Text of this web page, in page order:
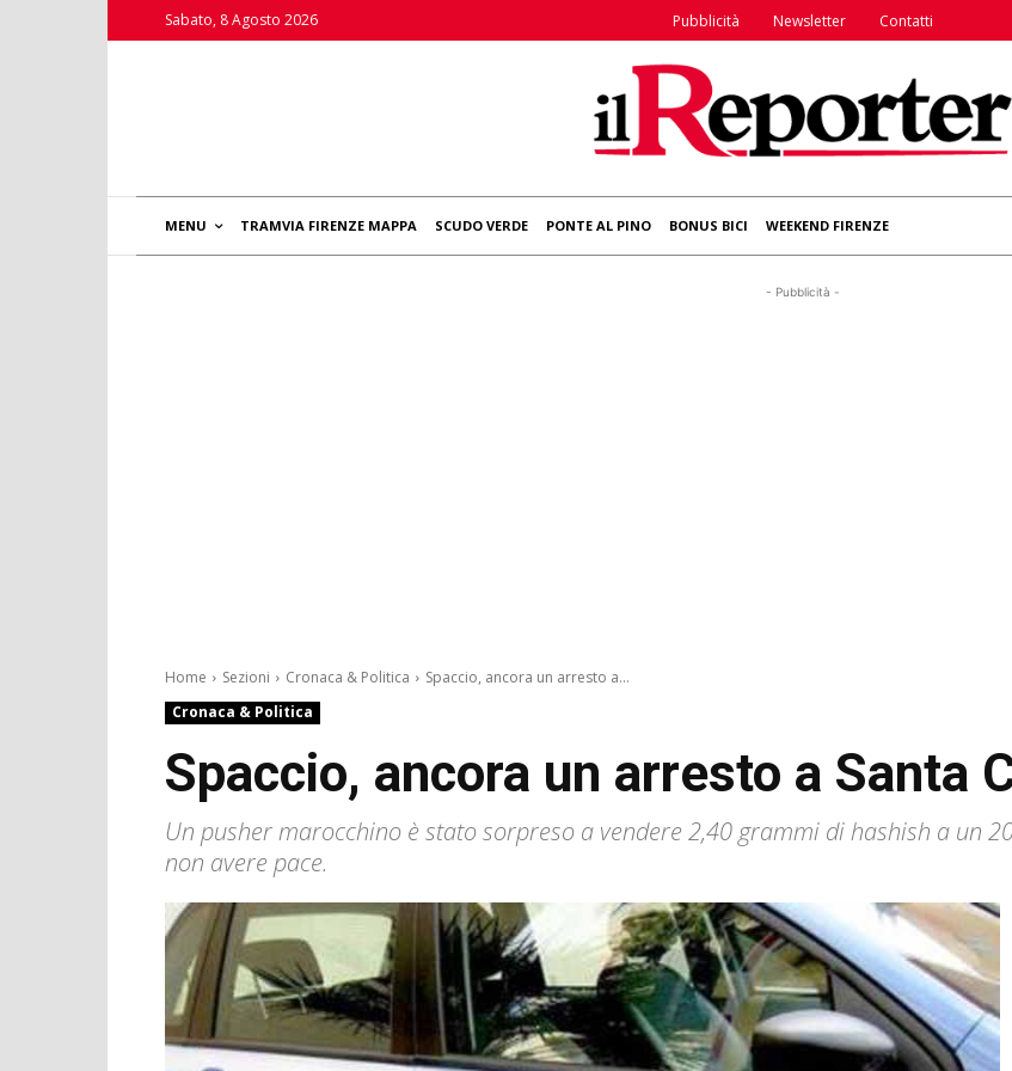
Sabato, 8 Agosto 2026 Pubblicità Newsletter Contatti
MENU TRAMVIA FIRENZE MAPPA SCUDO VERDE PONTE AL PINO BONUS BICI WEEKEND FIRENZE
- Pubblicità -
Home Sezioni Cronaca & Politica
Spaccio, ancora un arresto a...
Cronaca & Politica
Spaccio, ancora un arresto a Santa
Un pusher marocchino è stato sorpreso a vendere 2,40 grammi di hashish a un
non avere pace.